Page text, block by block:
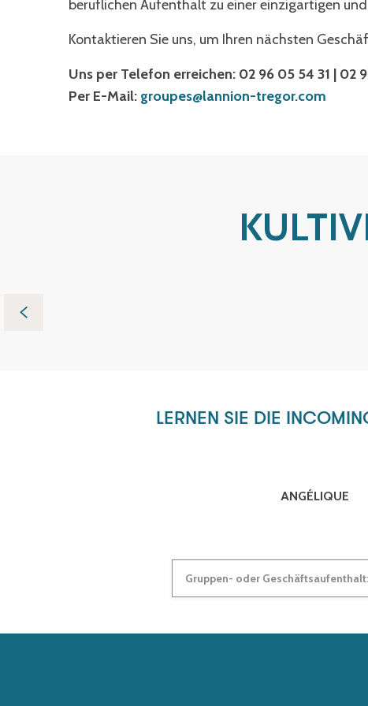
beruflichen Aufenthalt zu einer einzigartigen
Kontaktieren Sie uns, um Ihren nächsten
Uns per Telefon erreichen: 02 96 05 54 31 | 02
Per E-Mail: groupes@lannion-tregor.com
LERNEN SIE DIE
ANGÉLIQUE
Gruppen- oder